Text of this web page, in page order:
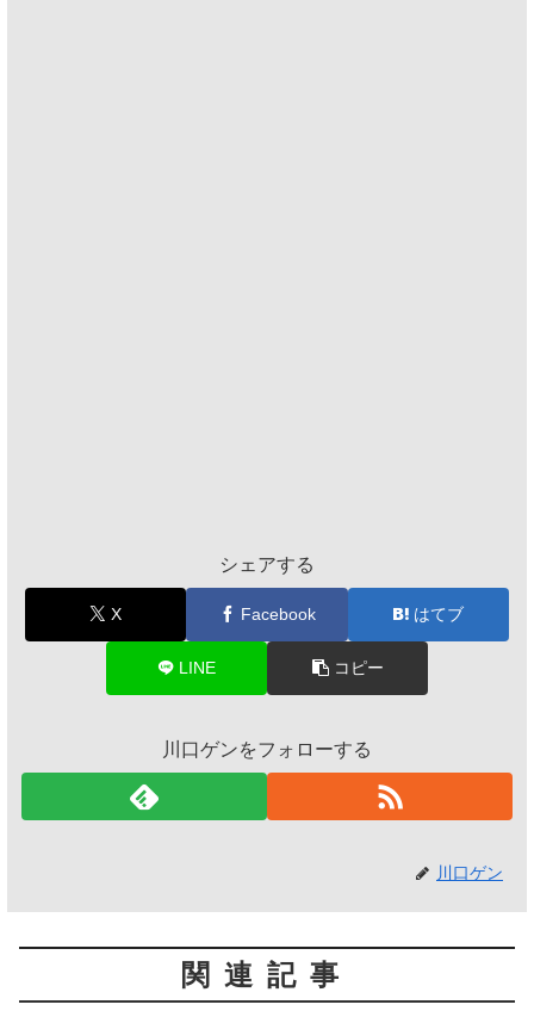
シェアする
X Facebook はてブ
LINE コピー
川口ゲンをフォローする
川口ゲン
関連記事